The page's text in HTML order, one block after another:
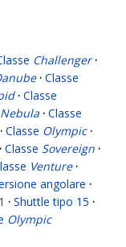
Challenger ·
· Classe
· Classe
Nebula · Classe
· Classe Olympic ·
· Classe Sovereign ·
Venture ·
angolare ·
· Shuttle tipo 15 ·
Olympic